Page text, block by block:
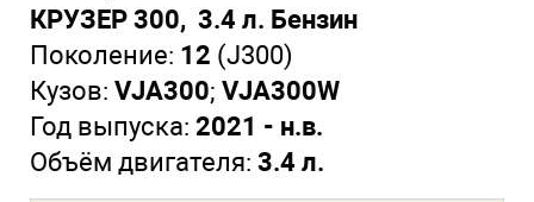
КРУЗЕР 300, 3.4 л. Бензин
Поколение: 12 (J300)
Кузов: VJA300; VJA300W
Год выпуска: 2021 - н.в.
Объём двигателя: 3.4 л.